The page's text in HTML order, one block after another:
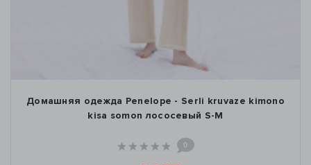
Домашняя одежда Penelope - Serli kruvaze kimono
kisa somon лососевый S-M
0